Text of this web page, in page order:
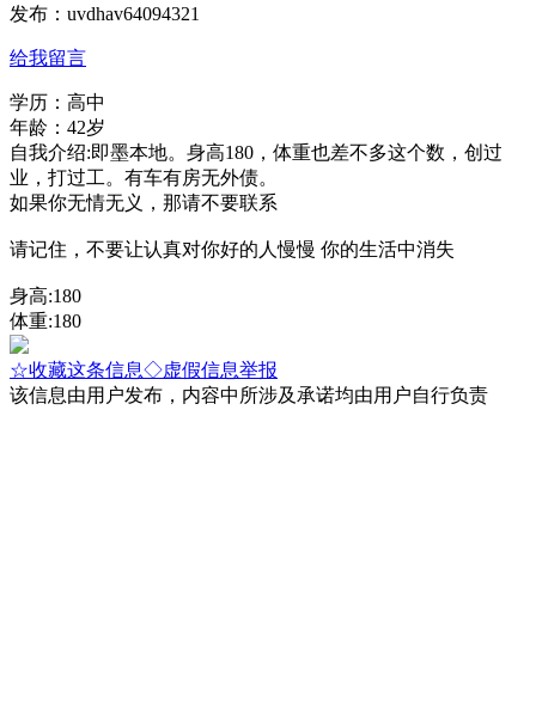
发布：uvdhav64094321
给我留言
学历：高中
年龄：42岁
自我介绍:即墨本地。身高180，体重也差不多这个数，创过
业，打过工。有车有房无外债。
如果你无情无义，那请不要联系
请记住，不要让认真对你好的人慢慢 你的生活中消失
身高:180
体重:180
☆收藏这条信息◇虚假信息举报
该信息由用户发布，内容中所涉及承诺均由用户自行负责